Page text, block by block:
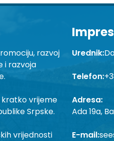
razvoj
i razvoja
kratko vrijeme
Srpske.
vrijednosti
Urednik:
Telefon:
Adresa:
Ada 19a,
E-mail: